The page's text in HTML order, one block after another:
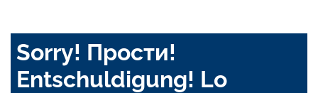
Sorry! Прости!
Entschuldigung! Lo